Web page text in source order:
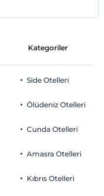
Kategoriler
Side Otelleri
Ölüdeniz Otelleri
Cunda Otelleri
Amasra Otelleri
Kıbrıs Otelleri